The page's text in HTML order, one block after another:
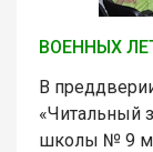
ВОЕННЫХ
В
«Читальный
школы № 9